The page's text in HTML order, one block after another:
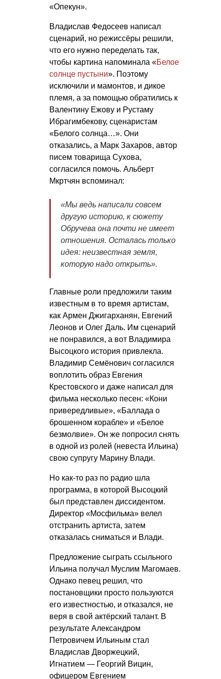
«Опекун».
Владислав Федосеев написал
сценарий, но режиссёры решили,
что его нужно переделать так,
чтобы картина напоминала «Белое
солнце пустыни». Поэтому
исключили и мамонтов, и дикое
племя, а за помощью обратились к
Валентину Ежову и Рустаму
Ибрагимбекову, сценаристам
«Белого солнца…». Они
отказались, а Марк Захаров, автор
писем товарища Сухова,
согласился помочь. Альберт
Мкртчян вспоминал:
«Мы ведь написали совсем
другую историю, к сюжету
Обручева она почти не имеет
отношения. Осталась только
идея: неизвестная земля,
которую надо открыть».
Главные роли предложили таким
известным в то время артистам,
как Армен Джигарханян, Евгений
Леонов и Олег Даль. Им сценарий
не понравился, а вот Владимира
Высоцкого история привлекла.
Владимир Семёнович согласился
воплотить образ Евгения
Крестовского и даже написал для
фильма несколько песен: «Кони
привередливые», «Баллада о
брошенном корабле» и «Белое
безмолвие». Он же попросил снять
в одной из ролей (невеста Ильина)
свою супругу Марину Влади.
Но как-то раз по радио шла
программа, в которой Высоцкий
был представлен диссидентом.
Директор «Мосфильма» велел
отстранить артиста, затем
отказалась сниматься и Влади.
Предложение сыграть ссыльного
Ильина получал Муслим Магомаев.
Однако певец решил, что
постановщики просто пользуются
его известностью, и отказался, не
веря в свой актёрский талант. В
результате Александром
Петровичем Ильиным стал
Владислав Дворжецкий,
Игнатием — Георгий Вицин,
офицером Евгением